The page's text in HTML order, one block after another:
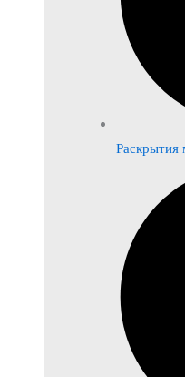
Раскрытия